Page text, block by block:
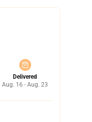
Delivered
Aug. 16 - Aug. 23